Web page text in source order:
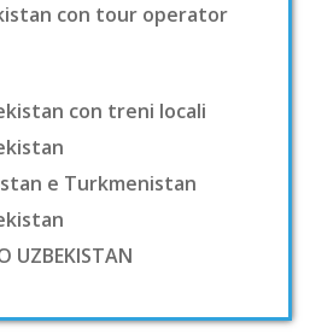
con tour operator
con treni locali
e Turkmenistan
UZBEKISTAN